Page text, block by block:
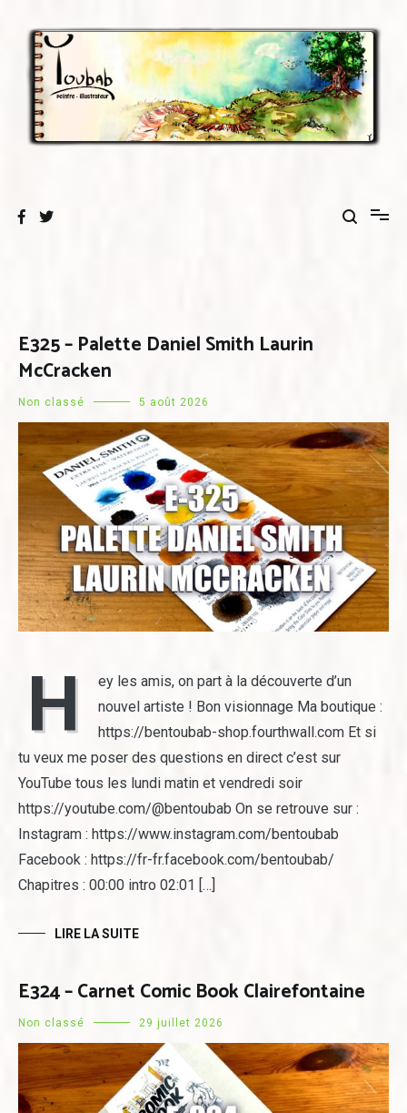
contenu
E325 – Palette Daniel Smith Laurin
McCracken
Non classé 5 août 2026
H
ey les amis, on part à la découverte d’un
nouvel artiste ! Bon visionnage Ma boutique :
https://bentoubab-shop.fourthwall.com Et si
tu veux me poser des questions en direct c’est sur
YouTube tous les lundi matin et vendredi soir
https://youtube.com/@bentoubab On se retrouve sur :
Instagram : https://www.instagram.com/bentoubab
Facebook : https://fr-fr.facebook.com/bentoubab/
Chapitres : 00:00 intro 02:01 […]
LIRE LA SUITE
E324 – Carnet Comic Book Clairefontaine
Non classé 29 juillet 2026